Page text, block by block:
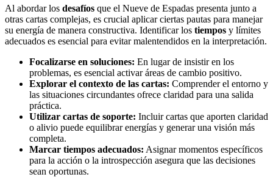
Al abordar los desafíos que el Nueve de Espadas presenta junto a
otras cartas complejas, es crucial aplicar ciertas pautas para manejar
su energía de manera constructiva. Identificar los tiempos y límites
adecuados es esencial para evitar malentendidos en la interpretación.
Focalizarse en soluciones: En lugar de insistir en los
problemas, es esencial activar áreas de cambio positivo.
Explorar el contexto de las cartas: Comprender el entorno y
las situaciones circundantes ofrece claridad para una salida
práctica.
Utilizar cartas de soporte: Incluir cartas que aporten claridad
o alivio puede equilibrar energías y generar una visión más
completa.
Marcar tiempos adecuados: Asignar momentos específicos
para la acción o la introspección asegura que las decisiones
sean oportunas.